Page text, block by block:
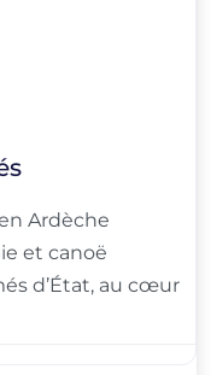
Ardèche
et canoë
d’État, au cœur